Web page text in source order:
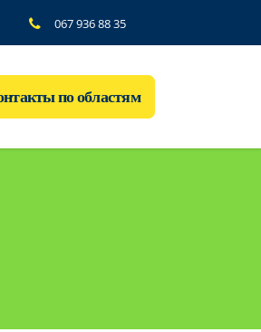
067 936 88 35
по областям